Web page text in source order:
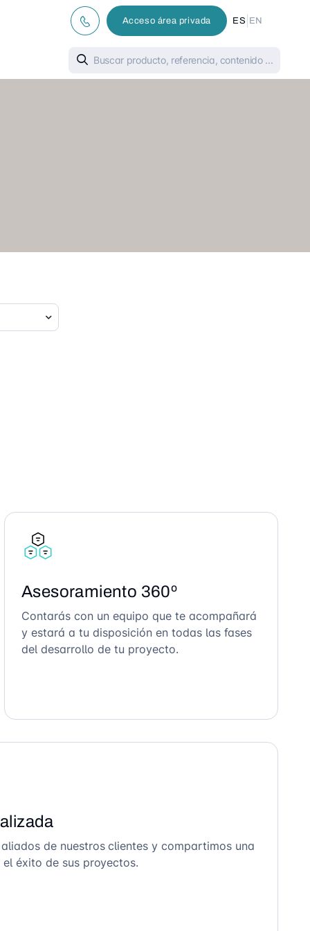
Acceso área privada ES EN
Asesoramiento 360º
Contarás con un equipo que te acompañará
y estará a tu disposición en todas las fases
del desarrollo de tu proyecto.
de nuestros clientes y compartimos una
éxito de sus proyectos.